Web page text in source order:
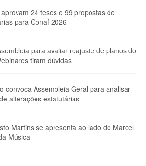
24 teses e 99 propostas de
para Conaf 2026
para avaliar reajuste de planos do
tiram dúvidas
convoca Assembleia Geral para analisar
alterações estatutárias
Martins se apresenta ao lado de Marcel
Música